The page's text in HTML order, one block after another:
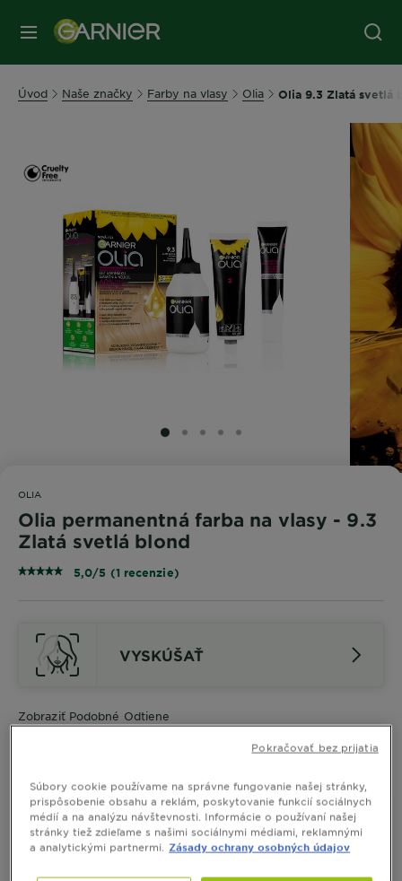
Úvod Naše značky Farby na vlasy Olia Olia 9.3 Zlatá svetlá
SLIDE 1
SLIDE 2
SLIDE 3
SLIDE 4
SLIDE 5
OLIA
Olia permanentná farba na vlasy - 9.3
Zlatá svetlá blond
5,0/5 (1 recenzie)
VYSKÚŠAŤ
Zobraziť Podobné Odtiene
Olia permanentná farba na vlasy -
Intenzívna farba 9.3 so 60 % olejov bez obsahu
amoniaku a silikónov, zaručuje neobyčajne sýty
Súbory cookie používame na správne fungovanie našej stránky,
prispôsobenie obsahu a reklám, poskytovanie funkcií sociálnych
médií a na analýzu návštevnosti. Informácie o používaní našej
stránky tiež zdieľame s našimi sociálnymi médiami, reklamnými
a analytickými partnermi.
Zásady ochrany osobných údajov
Pokračovať bez prijatia